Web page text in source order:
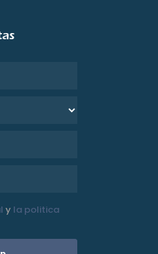
y la politica